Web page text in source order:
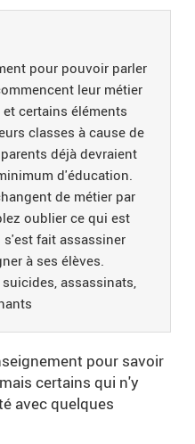
pour pouvoir parler
leur métier
certains éléments
classes à cause de
déjà devraient
d'éducation.
de métier par
oublier ce qui est
s'est fait assassiner
à ses élèves.
assassinats,
pour savoir
certains qui n'y
avec quelques